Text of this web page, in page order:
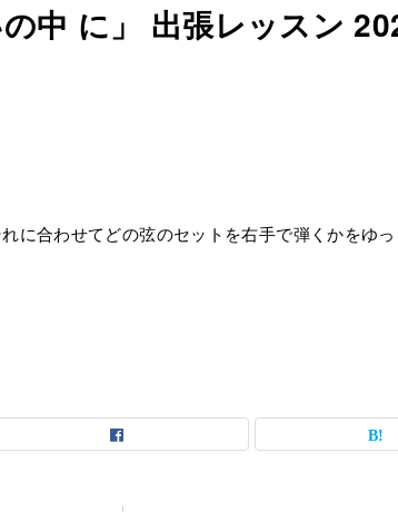
中 に」 出張レッスン
に合わせてどの弦のセットを右手で弾くかをゆ